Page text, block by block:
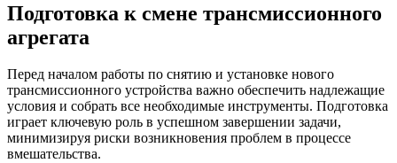
Подготовка к смене трансмиссионного
агрегата
Перед началом работы по снятию и установке нового
трансмиссионного устройства важно обеспечить надлежащие
условия и собрать все необходимые инструменты. Подготовка
играет ключевую роль в успешном завершении задачи,
минимизируя риски возникновения проблем в процессе
вмешательства.